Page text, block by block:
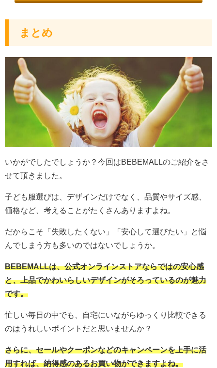
まとめ
いかがでしたでしょうか？今回はBEBEMALLのご紹介をさ
せて頂きました。
子ども服選びは、デザインだけでなく、品質やサイズ感、
価格など、考えることがたくさんありますよね。
だからこそ「失敗したくない」「安心して選びたい」と悩
んでしまう方も多いのではないでしょうか。
BEBEMALLは、公式オンラインストアならではの安心感
と、上品でかわいらしいデザインがそろっているのが魅力
です。
忙しい毎日の中でも、自宅にいながらゆっくり比較できる
のはうれしいポイントだと思いませんか？
さらに、セールやクーポンなどのキャンペーンを上手に活
用すれば、納得感のあるお買い物ができますよね。